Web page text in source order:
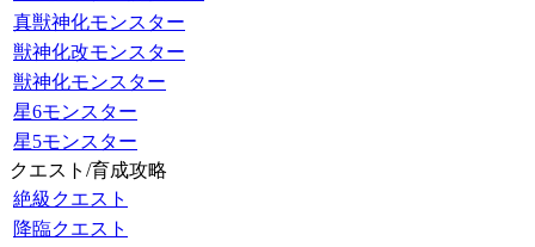
真獣神化モンスター
獣神化改モンスター
獣神化モンスター
星6モンスター
星5モンスター
クエスト/育成攻略
絶級クエスト
降臨クエスト